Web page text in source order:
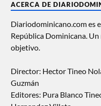
ACERCA DE
Diariodominicano.com es
República Dominicana.
objetivo.
Director: Hector Tineo
Guzmán
Editores: Pura Blanco